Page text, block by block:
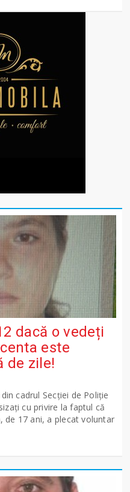
dacă o vedeți
este
de zile!
cadrul Secției de Poliție
cu privire la faptul că
de 17 ani, a plecat voluntar